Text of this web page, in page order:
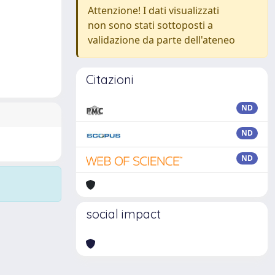
Attenzione! I dati visualizzati
non sono stati sottoposti a
validazione da parte dell'ateneo
Citazioni
ND
ND
ND
social impact